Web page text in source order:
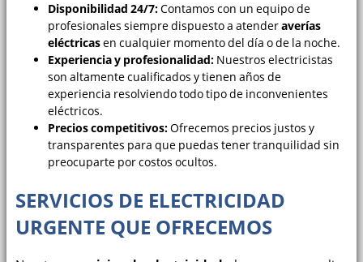
Disponibilidad 24/7:Contamos con un equipo de
profesionales siempre dispuesto a atenderaverías
eléctricasen cualquier momento del día o de la noche.
Experiencia y profesionalidad:Nuestros electricistas
son altamente cualificados y tienen años de
experiencia resolviendo todo tipo de inconvenientes
eléctricos.
Precios competitivos:Ofrecemos precios justos y
transparentes para que puedas tener tranquilidad sin
preocuparte por costos ocultos.
SERVICIOS DE ELECTRICIDAD
URGENTE QUE OFRECEMOS